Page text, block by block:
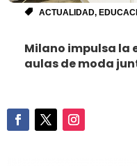
ACTUALIDAD,
Milano impulsa la
aulas de moda